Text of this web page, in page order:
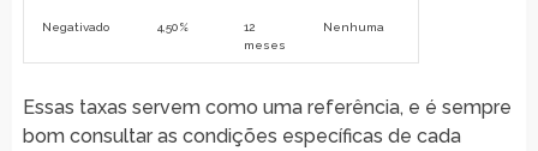
Negativado 4,50%
12
meses
Nenhuma
Essas taxas servem como uma referência, e é sempre
bom consultar as condições específicas de cada